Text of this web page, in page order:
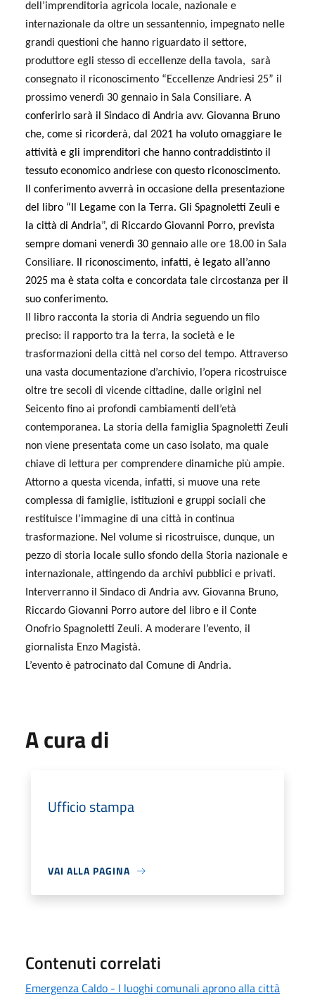
dell’imprenditoria agricola locale, nazionale e
internazionale da oltre un sessantennio, impegnato nelle
grandi questioni che hanno riguardato il settore,
produttore egli stesso di eccellenze della tavola, sarà
consegnato il riconoscimento “Eccellenze Andriesi 25” il
prossimo venerdì 30 gennaio in Sala Consiliare. A
conferirlo sarà il Sindaco di Andria avv. Giovanna Bruno
che, come si ricorderà, dal 2021 ha voluto omaggiare le
attività e gli imprenditori che hanno contraddistinto il
tessuto economico andriese con questo riconoscimento.
Il conferimento avverrà in occasione della presentazione
del libro “Il Legame con la Terra. Gli Spagnoletti Zeuli e
la città di Andria”, di Riccardo Giovanni Porro, prevista
sempre domani venerdì 30 gennaio alle ore 18.00 in Sala
Consiliare.
Il riconoscimento, infatti, è legato all’anno
2025 ma è stata colta e concordata tale circostanza per il
suo conferimento.
Il libro racconta la storia di Andria seguendo un filo
preciso: il rapporto tra la terra, la società e le
trasformazioni della città nel corso del tempo. Attraverso
una vasta documentazione d’archivio, l’opera ricostruisce
oltre tre secoli di vicende cittadine, dalle origini nel
Seicento fino ai profondi cambiamenti dell’età
contemporanea. La storia della famiglia Spagnoletti Zeuli
non viene presentata come un caso isolato, ma quale
chiave di lettura per comprendere dinamiche più ampie.
Attorno a questa vicenda, infatti, si muove una rete
complessa di famiglie, istituzioni e gruppi sociali che
restituisce l’immagine di una città in continua
trasformazione. Nel volume si ricostruisce, dunque, un
pezzo di storia locale sullo sfondo della Storia nazionale e
internazionale, attingendo da archivi pubblici e privati.
Interverranno il Sindaco di Andria avv. Giovanna Bruno,
Riccardo Giovanni Porro autore del libro e il Conte
Onofrio Spagnoletti Zeuli. A moderare l’evento, il
giornalista Enzo Magistà.
L’evento è patrocinato dal Comune di Andria.
A cura di
Ufficio stampa
VAI ALLA PAGINA
Contenuti correlati
Emergenza Caldo - I luoghi comunali aprono alla città